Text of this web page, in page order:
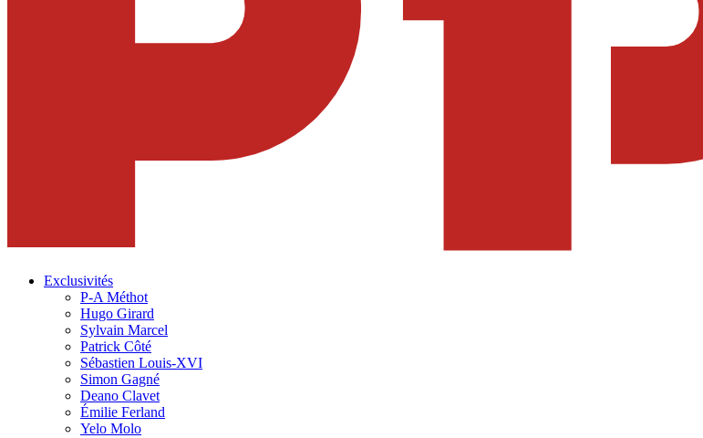
Exclusivités
P-A Méthot
Hugo Girard
Sylvain Marcel
Patrick Côté
Sébastien Louis-XVI
Simon Gagné
Deano Clavet
Émilie Ferland
Yelo Molo